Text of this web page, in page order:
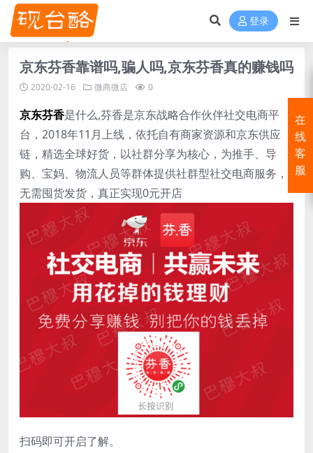
登录
京东芬香靠谱吗,骗人吗,京东芬香真的赚钱吗
2020-02-16 微商微店 0
京东芬香是什么,芬香是京东战略合作伙伴社交电商平
台，2018年11月上线，依托自有商家资源和京东供应
链，精选全球好货，以社群分享为核心，为推手、导
购、宝妈、物流人员等群体提供社群型社交电商服务，
无需囤货发货，真正实现0元开店
扫码即可开启了解。
在
线
客
服